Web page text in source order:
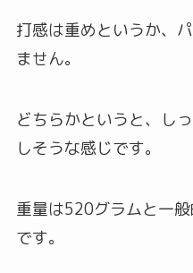
打感は重めというか、
ません。
どちらかというと、し
しそうな感じです。
重量は520グラムと一
です。